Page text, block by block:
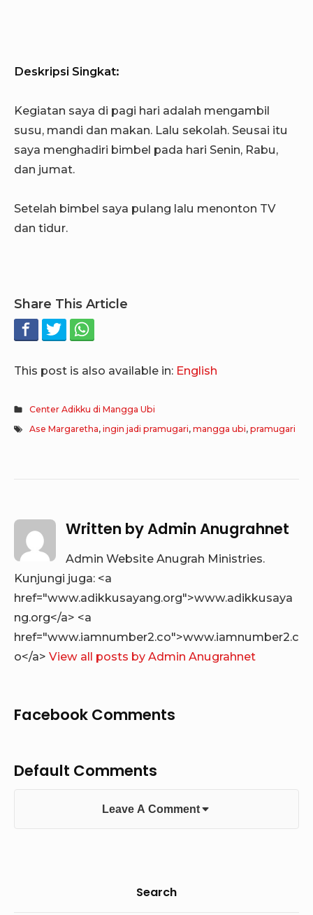
Deskripsi Singkat:
Kegiatan saya di pagi hari adalah mengambil
susu, mandi dan makan. Lalu sekolah. Seusai itu
saya menghadiri bimbel pada hari Senin, Rabu,
dan jumat.
Setelah bimbel saya pulang lalu menonton TV
dan tidur.
Share This Article
This post is also available in: English
Center Adikku di Mangga Ubi
Ase Margaretha,ingin jadi pramugari,mangga ubi,pramugari
Written byAdmin Anugrahnet
Admin Website Anugrah Ministries.
Kunjungi juga: <a
href="www.adikkusayang.org">www.adikkusaya
ng.org</a> <a
href="www.iamnumber2.co">www.iamnumber2.c
o</a> View all posts by Admin Anugrahnet
Facebook Comments
Default Comments
Leave A Comment
Search